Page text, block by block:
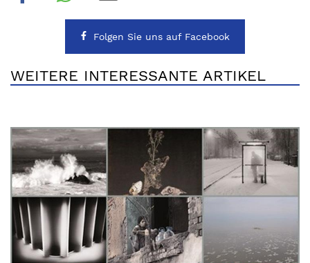
Folgen Sie uns auf Facebook
WEITERE INTERESSANTE ARTIKEL